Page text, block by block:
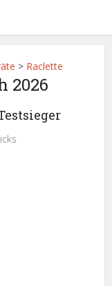
> Raclette
2026